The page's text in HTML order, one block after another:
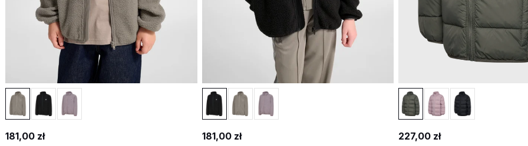
181,00 zł 181,00 zł 227,00 zł